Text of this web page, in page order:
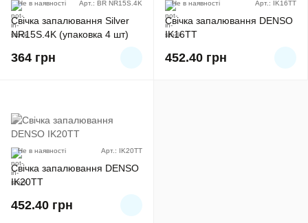
Не в наявності Арт.: BR NR15S.4K
Свічка запалювання Silver
NR15S.4K (упаковка 4 шт)
364 грн
Не в наявності Арт.: IK16TT
Свічка запалювання DENSO
IK16TT
452.40 грн
Не в наявності Арт.: IK20TT
Свічка запалювання DENSO
IK20TT
452.40 грн